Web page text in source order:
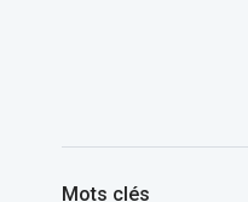
Mots clés